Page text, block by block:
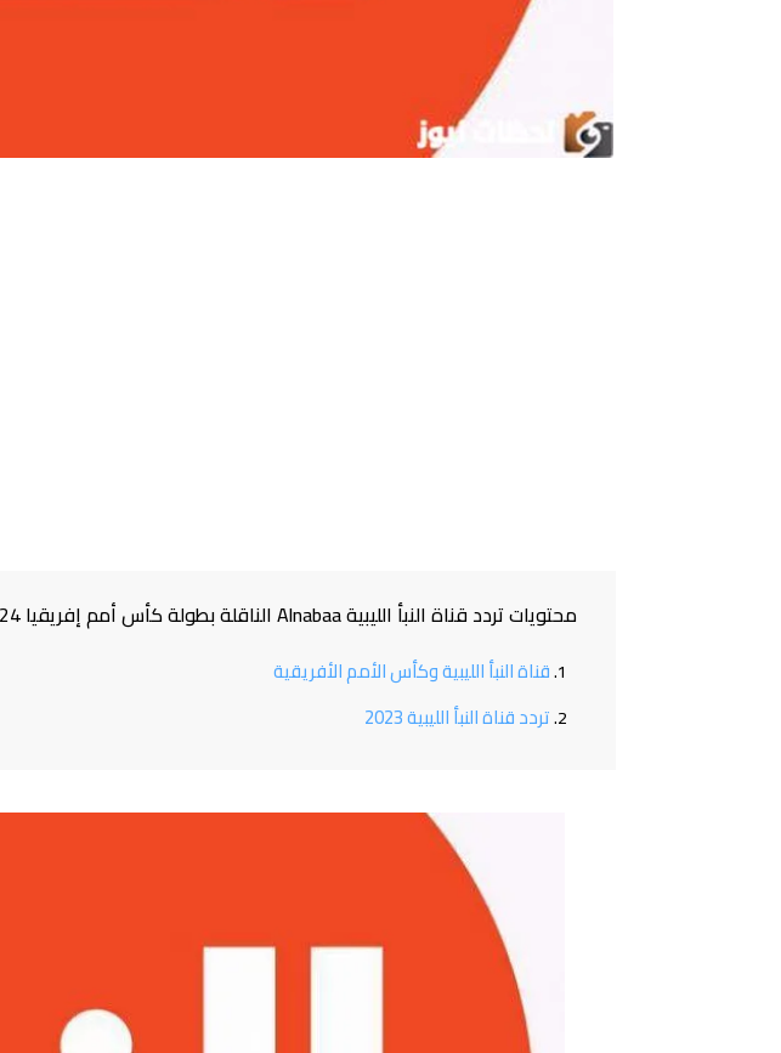
محتويات تردد قناة النبأ الليبية Alnabaa الناقلة بطولة كأس أمم إفريقيا 2024 بالمجان وبجودة HD
قناة النبأ الليبية وكأس الأمم الأفريقية
تردد قناة النبأ الليبية 2023